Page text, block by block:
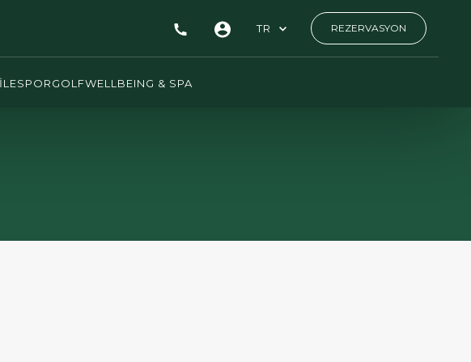
TR REZERVASYON
SPORGOLFWELLBEING & SPA